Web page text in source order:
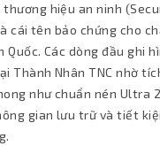
thương hiệu an ninh
cái tên bảo chứng cho
Các dòng đầu ghi
Thành Nhân TNC nhờ
như chuẩn nén Ultra
gian lưu trữ và tiết